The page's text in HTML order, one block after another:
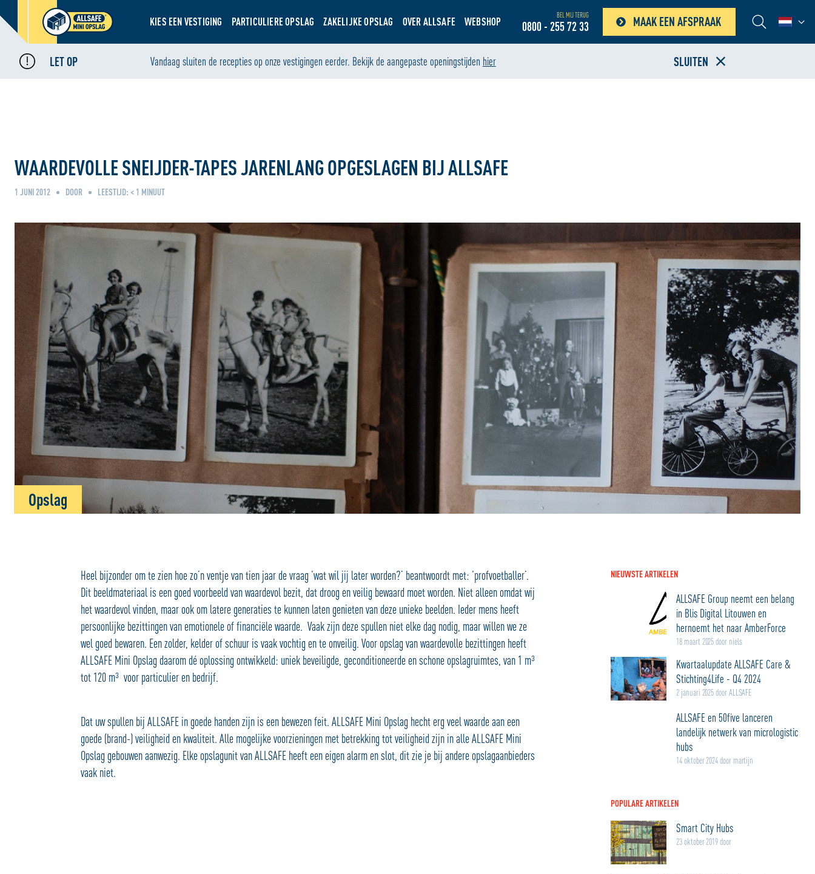
KIES EEN VESTIGING PARTICULIERE OPSLAG ZAKELIJKE OPSLAG OVER ALLSAFE WEBSHOP
BEL MIJ TERUG
0800 - 255 72 33 MAAK EEN AFSPRAAK
LET OP Vandaag sluiten de recepties op onze vestigingen eerder. Bekijk de aangepaste openingstijden hier SLUITEN
Home Nieuws • Waardevolle Sneijder-tapes jarenlang opgeslagen bij ALLSAFE
WAARDEVOLLE SNEIJDER-TAPES JARENLANG OPGESLAGEN BIJ ALLSAFE
1 JUNI 2012 DOOR LEESTIJD: < 1 MINUUT
Opslag
Heel bijzonder om te zien hoe zo’n ventje van tien jaar de vraag ‘wat wil jij later worden?’ beantwoordt met: ‘profvoetballer’.
Dit beeldmateriaal is een goed voorbeeld van waardevol bezit, dat droog en veilig bewaard moet worden. Niet alleen omdat wij
het waardevol vinden, maar ook om latere generaties te kunnen laten genieten van deze unieke beelden. Ieder mens heeft
persoonlijke bezittingen van emotionele of financiële waarde. Vaak zijn deze spullen niet elke dag nodig, maar willen we ze
wel goed bewaren. Een zolder, kelder of schuur is vaak vochtig en te onveilig. Voor opslag van waardevolle bezittingen heeft
ALLSAFE Mini Opslag daarom dé oplossing ontwikkeld: uniek beveiligde, geconditioneerde en schone opslagruimtes, van 1 m³
tot 120 m³ voor particulier en bedrijf.
Dat uw spullen bij ALLSAFE in goede handen zijn is een bewezen feit. ALLSAFE Mini Opslag hecht erg veel waarde aan een
goede (brand-) veiligheid en kwaliteit. Alle mogelijke voorzieningen met betrekking tot veiligheid zijn in alle ALLSAFE Mini
Opslag gebouwen aanwezig. Elke opslagunit van ALLSAFE heeft een eigen alarm en slot, dit zie je bij andere opslagaanbieders
vaak niet.
NIEUWSTE ARTIKELEN
ALLSAFE Group neemt een belang
in Blis Digital Litouwen en
hernoemt het naar AmberForce
18 maart 2025 door niels
Kwartaalupdate ALLSAFE Care &
Stichting4Life - Q4 2024
2 januari 2025 door ALLSAFE
ALLSAFE en 50five lanceren
landelijk netwerk van micrologistic
hubs
14 oktober 2024 door martijn
POPULARE ARTIKELEN
Smart City Hubs
23 oktober 2019 door